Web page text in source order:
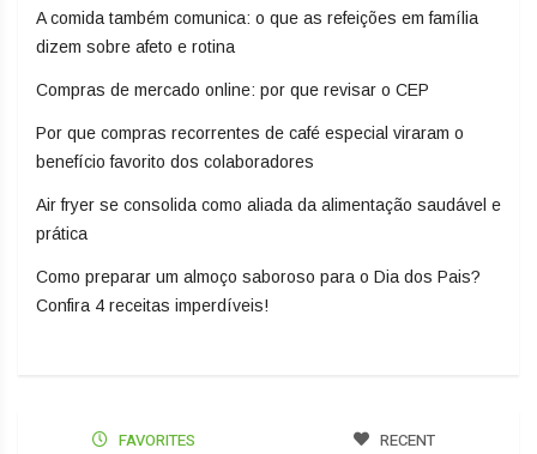
A comida também comunica: o que as refeições em família
dizem sobre afeto e rotina
Compras de mercado online: por que revisar o CEP
Por que compras recorrentes de café especial viraram o
benefício favorito dos colaboradores
Air fryer se consolida como aliada da alimentação saudável e
prática
Como preparar um almoço saboroso para o Dia dos Pais?
Confira 4 receitas imperdíveis!
FAVORITES RECENT